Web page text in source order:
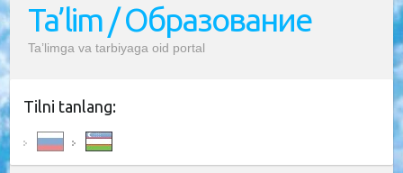
Ta’lim / Образование
Ta’limga va tarbiyaga oid portal
Tilni tanlang: